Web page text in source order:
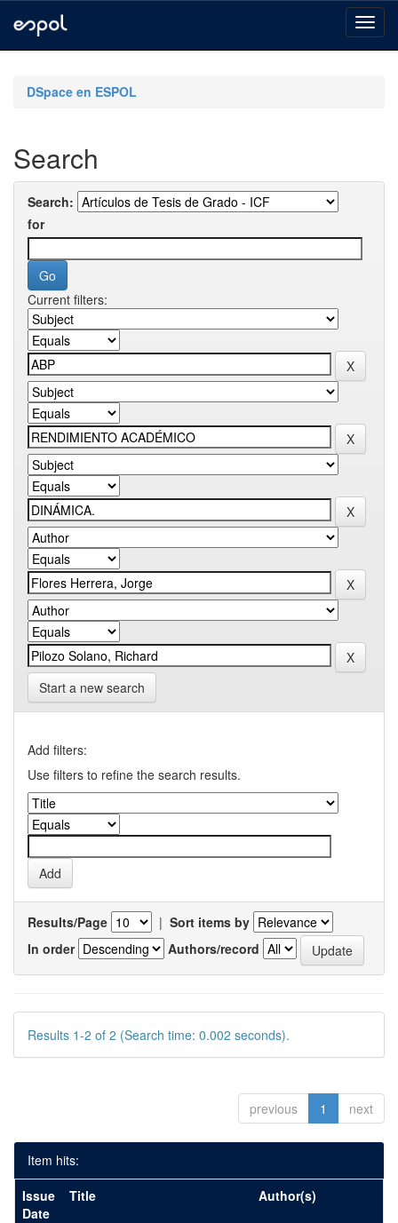
navigationDSpace en ESPOL
Search
Search:
for
Current filters:
Start a new search
Add filters:
Use filters to refine the search results.
Results/Page | Sort items by
In order
Authors/record
Results 1-2 of 2 (Search time: 0.002 seconds).
previous 1 next
Item hits:
Issue
Date
Title Author(s)